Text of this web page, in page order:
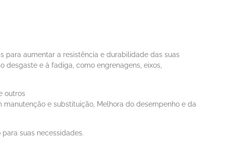
para aumentar a resistência e durabilidade das suas
e à fadiga, como engrenagens, eixos,
outros
e substituição, Melhora do desempenho e da
suas necessidades.